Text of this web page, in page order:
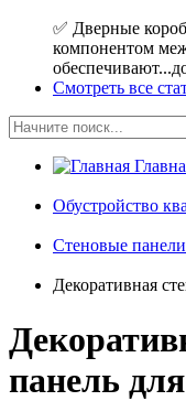
✅ Дверные
компонентом
Смотреть все
Обустройство
Стеновые
Декоративная
панель